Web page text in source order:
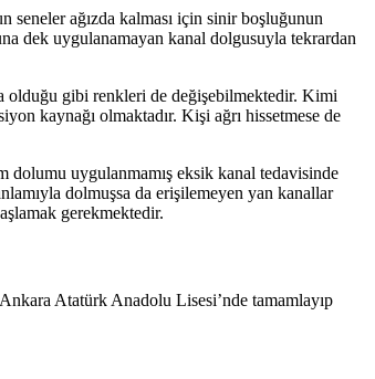
ağızda kalması için sinir boşluğunun
dek uygulanamayan kanal dolgusuyla tekrardan
olduğu gibi renkleri de değişebilmektedir. Kimi
kaynağı olmaktadır. Kişi ağrı hissetmese de
dolumu uygulanmamış eksik kanal tedavisinde
dolmuşsa da erişilemeyen yan kanallar
gerekmektedir.
Atatürk Anadolu Lisesi’nde tamamlayıp